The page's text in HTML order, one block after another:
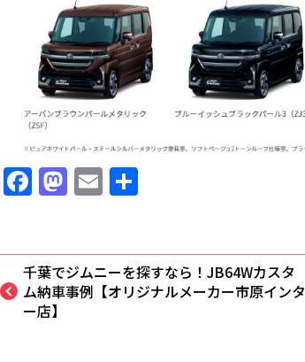
Facebook
Mastodon
Email
千葉でジムニーを探すなら！JB64Wカスタ
ム納車事例【オリジナルメーカー市原インタ
ー店】